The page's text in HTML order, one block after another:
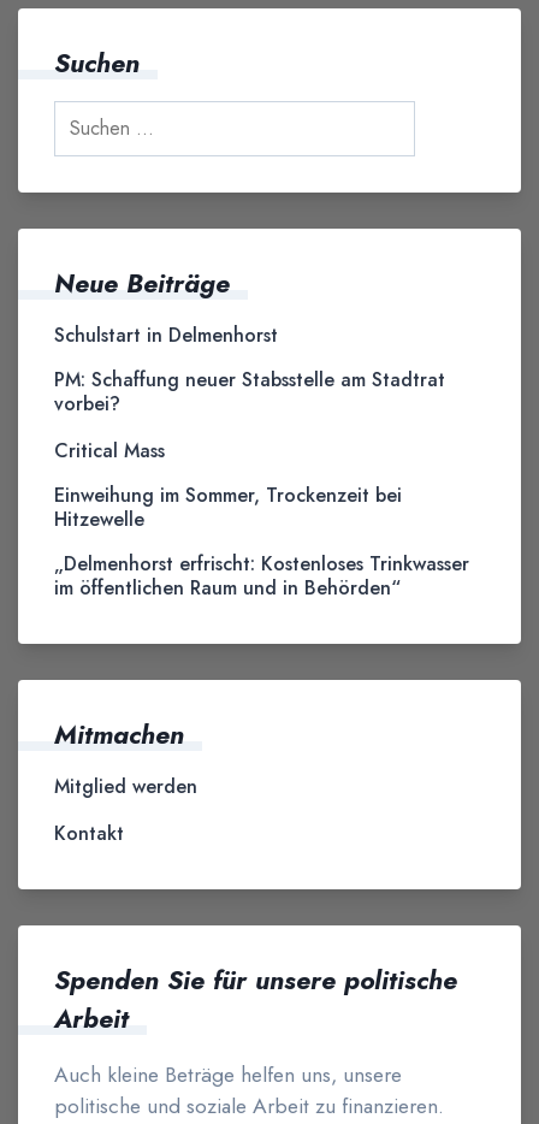
Suchen
Neue Beiträge
Schulstart in Delmenhorst
PM: Schaffung neuer Stabsstelle am Stadtrat
vorbei?
Critical Mass
Einweihung im Sommer, Trockenzeit bei
Hitzewelle
„Delmenhorst erfrischt: Kostenloses Trinkwasser
im öffentlichen Raum und in Behörden“
Mitmachen
Mitglied werden
Kontakt
Spenden Sie für unsere politische
Arbeit
Auch kleine Beträge helfen uns, unsere
politische und soziale Arbeit zu finanzieren.